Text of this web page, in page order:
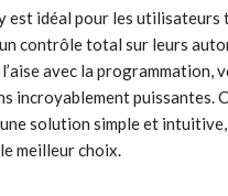
est idéal pour les utilisateurs
contrôle total sur leurs
avec la programmation,
incroyablement puissantes.
solution simple et
meilleur choix.